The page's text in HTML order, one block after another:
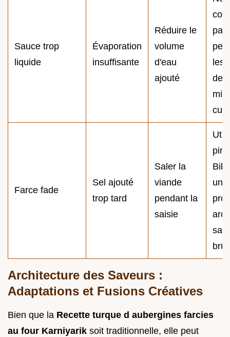
Sauce trop
liquide
Évaporation
insuffisante
Réduire le
volume
d'eau
ajouté
pas
les
Farce fade
Sel ajouté
trop tard
Saler la
viande
pendant la
saisie
une
Architecture des Saveurs :
Adaptations et Fusions Créatives
Bien que la Recette turque d aubergines farcies
au four Karniyarik soit traditionnelle, elle peut